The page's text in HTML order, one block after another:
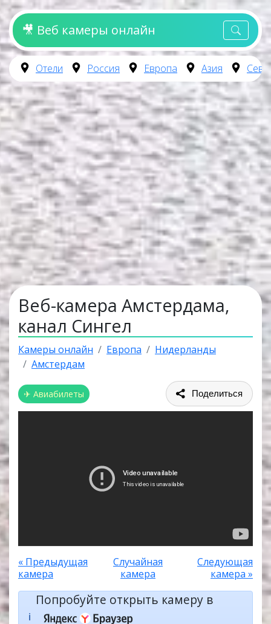
🎥 Веб камеры онлайн
Отели Россия Европа Азия
Веб-камера Амстердама,
канал Сингел
Камеры онлайн Европа
Нидерланды
Амстердам
✈ Авиабилеты Поделиться
« Предыдущая
камера
Случайная
камера
Следующая
камера »
ℹ️
Попробуйте открыть камеру в